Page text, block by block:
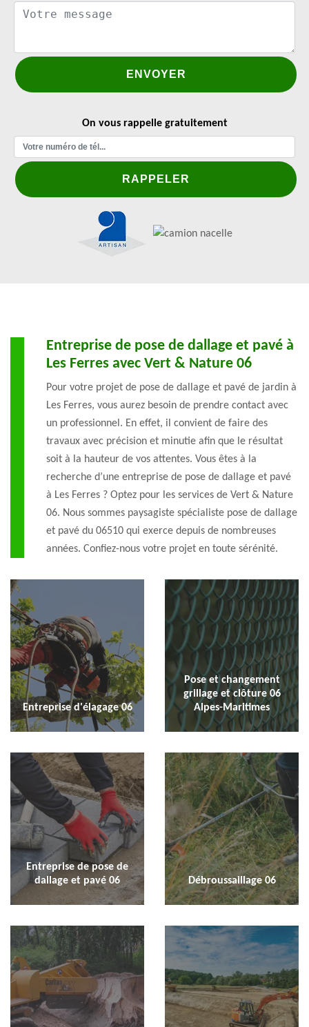
On vous rappelle gratuitement
Entreprise de pose de dallage et pavé à
Les Ferres avec Vert & Nature 06
Pour votre projet de pose de dallage et pavé de jardin à
Les Ferres, vous aurez besoin de prendre contact avec
un professionnel. En effet, il convient de faire des
travaux avec précision et minutie afin que le résultat
soit à la hauteur de vos attentes. Vous êtes à la
recherche d’une entreprise de pose de dallage et pavé
à Les Ferres ? Optez pour les services de Vert & Nature
06. Nous sommes paysagiste spécialiste pose de dallage
et pavé du 06510 qui exerce depuis de nombreuses
années. Confiez-nous votre projet en toute sérénité.
Entreprise d'élagage 06
Pose et changement
grillage et clôture 06
Alpes-Maritimes
Entreprise de pose de
dallage et pavé 06
Débroussaillage 06